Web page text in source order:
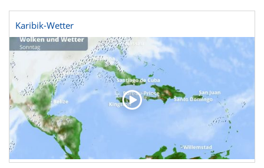
Karibik-Wetter